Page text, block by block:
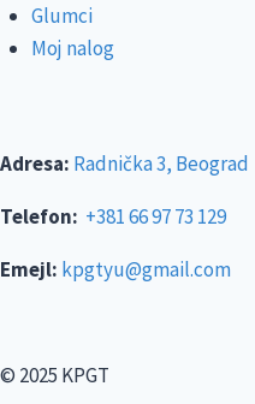
Glumci
Moj nalog
Adresa: Radnička 3, Beograd
Telefon: +381 66 97 73 129
Emejl: kpgtyu@gmail.com
© 2025 KPGT